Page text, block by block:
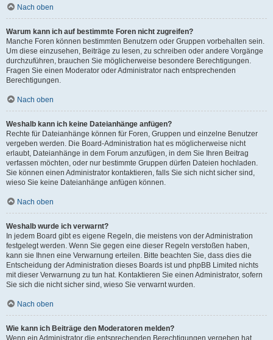
Nach oben
Warum kann ich auf bestimmte Foren nicht zugreifen?
Manche Foren können bestimmten Benutzern oder Gruppen vorbehalten sein.
Um diese einzusehen, Beiträge zu lesen, zu schreiben oder andere Vorgänge
durchzuführen, brauchen Sie möglicherweise besondere Berechtigungen.
Fragen Sie einen Moderator oder Administrator nach entsprechenden
Berechtigungen.
Nach oben
Weshalb kann ich keine Dateianhänge anfügen?
Rechte für Dateianhänge können für Foren, Gruppen und einzelne Benutzer
vergeben werden. Die Board-Administration hat es möglicherweise nicht
erlaubt, Dateianhänge in dem Forum anzufügen, in dem Sie Ihren Beitrag
verfassen möchten, oder nur bestimmte Gruppen dürfen Dateien hochladen.
Sie können einen Administrator kontaktieren, falls Sie sich nicht sicher sind,
wieso Sie keine Dateianhänge anfügen können.
Nach oben
Weshalb wurde ich verwarnt?
In jedem Board gibt es eigene Regeln, die meistens von der Administration
festgelegt werden. Wenn Sie gegen eine dieser Regeln verstoßen haben,
kann sie Ihnen eine Verwarnung erteilen. Bitte beachten Sie, dass dies die
Entscheidung der Administration dieses Boards ist und phpBB Limited nichts
mit dieser Verwarnung zu tun hat. Kontaktieren Sie einen Administrator, sofern
Sie sich die nicht sicher sind, wieso Sie verwarnt wurden.
Nach oben
Wie kann ich Beiträge den Moderatoren melden?
Wenn ein Administrator die entsprechenden Berechtigungen vergeben hat,